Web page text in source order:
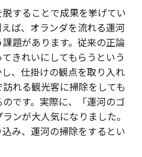
することで成果を挙げてい
ば、オランダを流れる運河
題があります。従来の正論
きれいにしてもらうという
、仕掛けの観点を取り入れ
れる観光客に掃除をしても
です。実際に、「運河のゴ
ンが大人気になりました。
み、運河の掃除をするとい